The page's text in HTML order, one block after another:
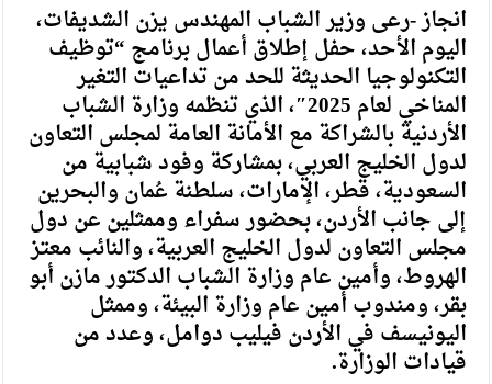
انجاز -رعى وزير الشباب المهندس يزن الشديفات،
اليوم الأحد، حفل إطلاق أعمال برنامج “توظيف
التكنولوجيا الحديثة للحد من تداعيات التغير
المناخي لعام 2025″، الذي تنظمه وزارة الشباب
الأردنية بالشراكة مع الأمانة العامة لمجلس التعاون
لدول الخليج العربي، بمشاركة وفود شبابية من
السعودية، قطر، الإمارات، سلطنة عُمان والبحرين
إلى جانب الأردن، بحضور سفراء وممثلين عن دول
مجلس التعاون لدول الخليج العربية، والنائب معتز
الهروط، وأمين عام وزارة الشباب الدكتور مازن أبو
بقر، ومندوب أمين عام وزارة البيئة، وممثل
اليونيسف في الأردن فيليب دوامل، وعدد من
قيادات الوزارة.